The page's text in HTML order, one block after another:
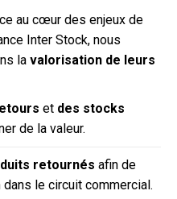
au cœur des enjeux de
Inter Stock, nous
la valorisation de leurs
et des stocks
de la valeur.
retournés afin de
le circuit commercial.